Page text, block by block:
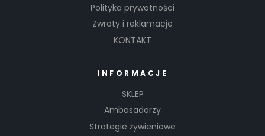
Polityka prywatności
Zwroty i reklamacje
KONTAKT
INFORMACJE
SKLEP
Ambasadorzy
Strategie żywieniowe